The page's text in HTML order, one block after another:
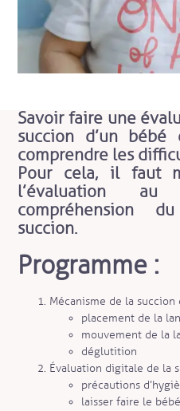
Savoir faire une
succion d’un
comprendre les
Pour cela, il faut
l’évaluation
compréhension
succion.
Programme :
Mécanisme de la succion
placement de la
mouvement de la
déglutition
Évaluation digitale de la
précautions
laisser faire le bébé